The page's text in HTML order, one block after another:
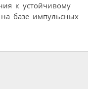
к устойчивому
базе импульсных